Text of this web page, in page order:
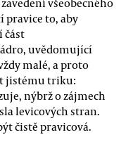
pravice to, aby
část
uvědomující
malé, a proto
jistému triku:
nýbrž o zájmech
levicových stran.
čistě pravicová.